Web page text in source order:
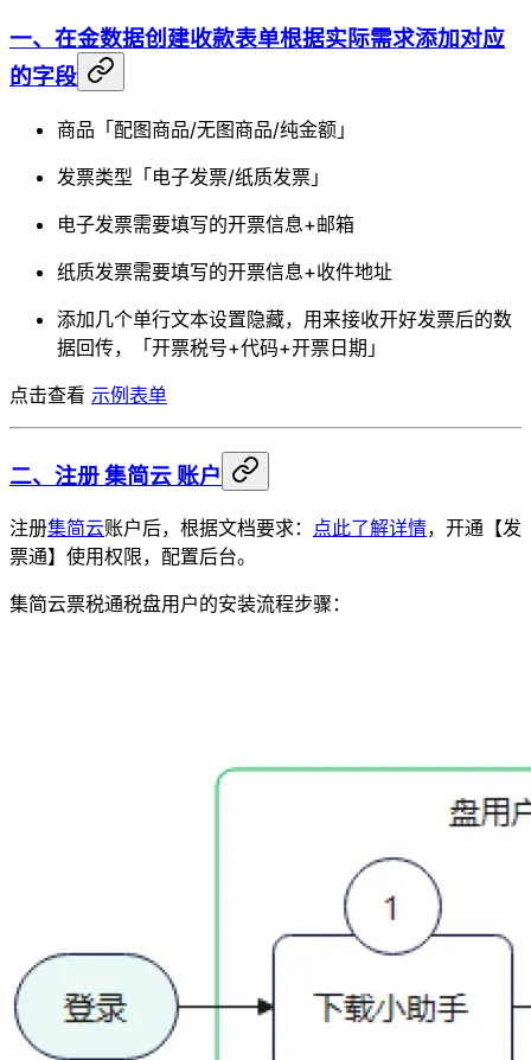
一、在金数据创建收款表单根据实际需求添加对应
的字段
商品「配图商品/无图商品/纯金额」
发票类型「电子发票/纸质发票」
电子发票需要填写的开票信息+邮箱
纸质发票需要填写的开票信息+收件地址
添加几个单行文本设置隐藏，用来接收开好发票后的数
据回传，「开票税号+代码+开票日期」
点击查看 示例表单
二、注册 集简云 账户
注册集简云账户后，根据文档要求： 点此了解详情，开通【发
票通】使用权限，配置后台。
集简云票税通税盘用户的安装流程步骤：